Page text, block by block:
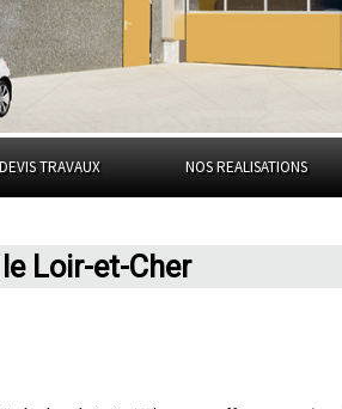
DEVIS TRAVAUX NOS REALISATIONS
Loir-et-Cher